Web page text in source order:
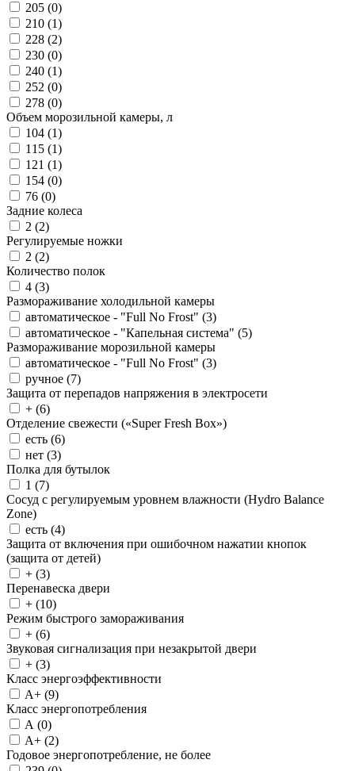
205 (0)
210 (1)
228 (2)
230 (0)
240 (1)
252 (0)
278 (0)
Объем морозильной камеры, л
104 (1)
115 (1)
121 (1)
154 (0)
76 (0)
Задние колеса
2 (2)
Регулируемые ножки
2 (2)
Количество полок
4 (3)
Размораживание холодильной камеры
автоматическое - "Full No Frost" (3)
автоматическое - "Капельная система" (5)
Размораживание морозильной камеры
автоматическое - "Full No Frost" (3)
ручное (7)
Защита от перепадов напряжения в электросети
+ (6)
Отделение свежести («Super Fresh Box»)
есть (6)
нет (3)
Полка для бутылок
1 (7)
Сосуд с регулируемым уровнем влажности (Hydro Balance
Zone)
есть (4)
Защита от включения при ошибочном нажатии кнопок
(защита от детей)
+ (3)
Перенавеска двери
+ (10)
Режим быстрого замораживания
+ (6)
Звуковая сигнализация при незакрытой двери
+ (3)
Класс энергоэффективности
A+ (9)
Класс энергопотребления
A (0)
A+ (2)
Годовое энергопотребление, не более